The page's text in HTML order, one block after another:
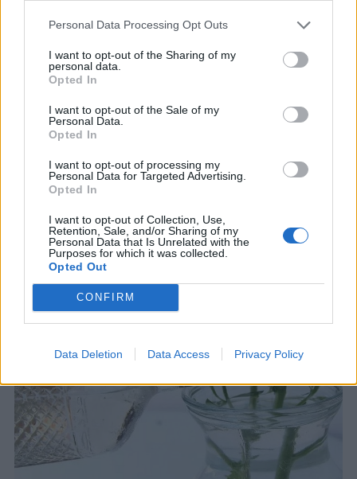
Personal Data Processing Opt Outs
I want to opt-out of the Sharing of my
personal data.
Opted In
I want to opt-out of the Sale of my
Personal Data.
Opted In
I want to opt-out of processing my
Personal Data for Targeted Advertising.
Opted In
I want to opt-out of Collection, Use,
Retention, Sale, and/or Sharing of my
Personal Data that Is Unrelated with the
Purposes for which it was collected.
Opted Out
CONFIRM
Data Deletion Data Access Privacy Policy
Pridajte do vody konzervačný prípravok.
Najuniverzálnejším je napríklad vodka, 1 PL tohto
alkoholu dokáže predĺžiť životnosť kvetiniek.
Citrónová šťava a pár kvapiek bielidla skvelo slúži
ako ochranný prostriedok. Naopak, aspirín, cukor
alebo aktívne uhlie sú vám k ničomu.